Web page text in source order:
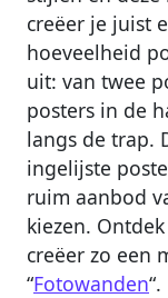
creëer je juist
hoeveelheid
uit: van twee
posters in de
langs de trap.
ingelijste
ruim aanbod
kiezen.
creëer zo een
“Fotowanden“.